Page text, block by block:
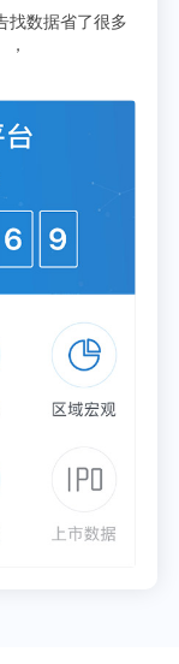
流互动。更多
尽在
数据省了很多